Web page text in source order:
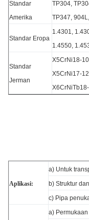
Standar
Amerika
TP304,
TP347,
Standar Eropa
1.4301,
1.4550,
Standar
Jerman
X5CrNi18-
X5CrNi17-
X6CrNiTb18-
Aplikasi:
a) Untuk
b) Struktur
c) Pipa
a)